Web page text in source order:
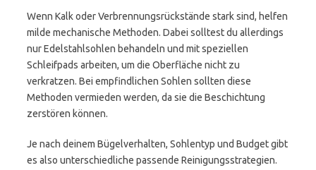
Wenn Kalk oder Verbrennungsrückstände stark sind, helfen
milde mechanische Methoden. Dabei solltest du allerdings
nur Edelstahlsohlen behandeln und mit speziellen
Schleifpads arbeiten, um die Oberfläche nicht zu
verkratzen. Bei empfindlichen Sohlen sollten diese
Methoden vermieden werden, da sie die Beschichtung
zerstören können.
Je nach deinem Bügelverhalten, Sohlentyp und Budget gibt
es also unterschiedliche passende Reinigungsstrategien.